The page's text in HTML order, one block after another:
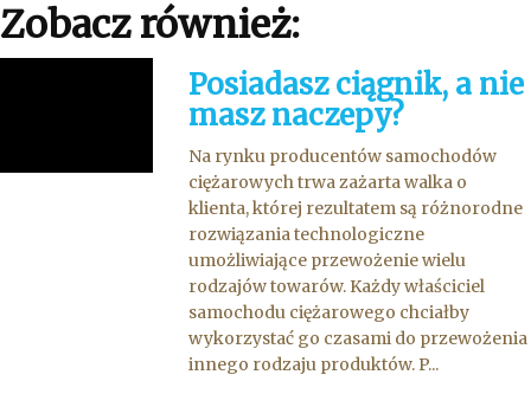
Zobacz również:
Posiadasz ciągnik, a nie
masz naczepy?
Na rynku producentów samochodów
ciężarowych trwa zażarta walka o
klienta, której rezultatem są różnorodne
rozwiązania technologiczne
umożliwiające przewożenie wielu
rodzajów towarów. Każdy właściciel
samochodu ciężarowego chciałby
wykorzystać go czasami do przewożenia
innego rodzaju produktów. P...